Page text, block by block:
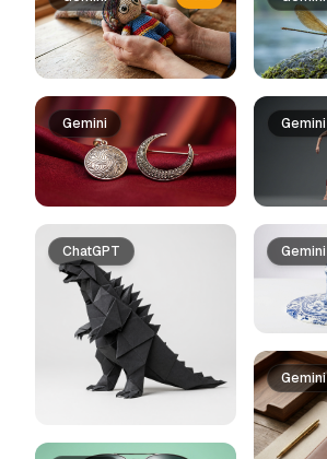
Gemini
ChatGPT
Gemini
Gemini
Gemini